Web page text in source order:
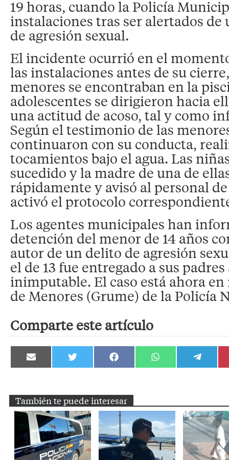
19 horas, cuando la Policía
instalaciones tras ser alertados de
de agresión sexual.
El incidente ocurrió en el
las instalaciones antes de su
menores se encontraban en la
adolescentes se dirigieron hacia
una actitud de acoso, tal y como
Según el testimonio de las
continuaron con su conducta,
tocamientos bajo el agua. Las
sucedido y la madre de una de
rápidamente y avisó al personal
activó el protocolo
Los agentes municipales han
detención del menor de 14 años
autor de un delito de agresión
el de 13 fue entregado a sus
inimputable. El caso está ahora
de Menores (Grume) de la Policía
Comparte este artículo
Compartir
en
Compartir
en
Compartir
en
Compartir
en
Compartir
en
También te puede interesar